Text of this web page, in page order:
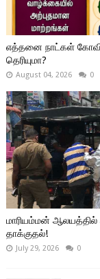
எத்தனை நாட்கள்
தெரியுமா?
August 04, 2026 0
மாரியம்மன்
தாக்குதல்!
July 29, 2026 0